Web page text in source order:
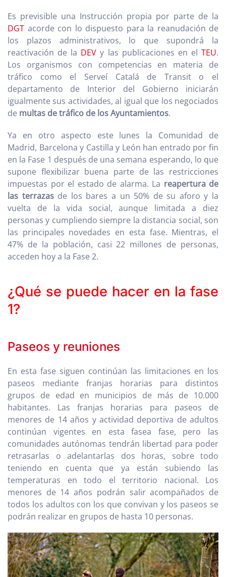
Es previsible una Instrucción propia por parte de la
DGT acorde con lo dispuesto para la reanudación de
los plazos administrativos, lo que supondrá la
reactivación de la DEV y las publicaciones en elTEU.
Los organismos con competencias en materia de
tráfico como el Serveí Catalá de Transit o el
departamento de Interior del Gobierno iniciarán
igualmente sus actividades, al igual que los negociados
de multas de tráfico de los Ayuntamientos.
Ya en otro aspecto este lunes la Comunidad de
Madrid, Barcelona y Castilla y León han entrado por fin
en la Fase 1 después de una semana esperando, lo que
supone flexibilizar buena parte de las restricciones
impuestas por el estado de alarma. La reapertura de
las terrazasde los bares a un 50% de su aforo y la
vuelta de la vida social, aunque limitada a diez
personas y cumpliendo siempre la distancia social, son
las principales novedades en esta fase. Mientras, el
47% de la población, casi 22 millones de personas,
acceden hoy a la Fase 2.
¿Qué se puede hacer en la fase
1?
Paseos y reuniones
En esta fase siguen continúan las limitaciones en los
paseos mediante franjas horarias para distintos
grupos de edad en municipios de más de 10.000
habitantes. Las franjas horarias para paseos de
menores de 14 años y actividad deportiva de adultos
continúan vigentes en esta fasea fase, pero las
comunidades autónomas tendrán libertad para poder
retrasarlas o adelantarlas dos horas, sobre todo
teniendo en cuenta que ya están subiendo las
temperaturas en todo el territorio nacional. Los
menores de 14 años podrán salir acompañados de
todos los adultos con los que convivan y los paseos se
podrán realizar en grupos de hasta 10 personas.